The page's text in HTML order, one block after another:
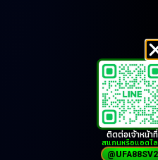
ติดต่อเจ้าหน้าที่
สแกนหรือแอดไ
@UFA88SV2